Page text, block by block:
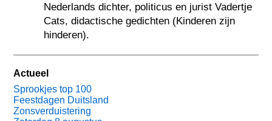
Nederlands dichter, politicus en jurist Vadertje
Cats, didactische gedichten (Kinderen zijn
hinderen).
Actueel
Sprookjes top 100
Feestdagen Duitsland
Zonsverduistering